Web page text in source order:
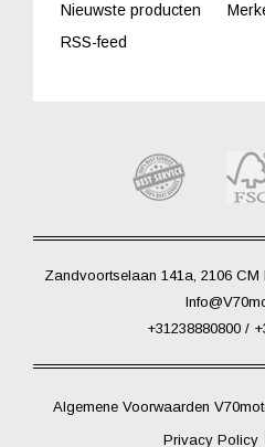
Nieuwste producten
RSS-feed
Zandvoortselaan 141a, 2106 CM
+31238880800 /
Algemene Voorwaarden
Privacy Policy